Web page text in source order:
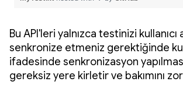
Bu API'leri yalnızca testinizi
senkronize etmeniz gerektiğinde
ifadesinde senkronizasyon
gereksiz yere kirletir ve bakımını